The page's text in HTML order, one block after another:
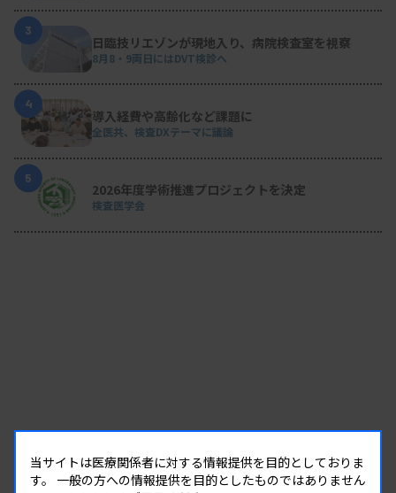
3
日臨技リエゾンが現地入り、病院検査室を視察
8月8・9両日にはDVT検診へ
4
導入経費や高齢化など課題に
全医共、検査DXテーマに議論
5
2026年度学術推進プロジェクトを決定
検査医学会
当サイトは医療関係者に対する情報提供を目的としておりま
す。 一般の方への情報提供を目的としたものではありません